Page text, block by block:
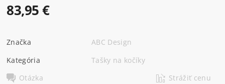
83,95 €
Značka
ABC Design
Kategória
Tašky na kočíky
Otázka
Strážiť cenu